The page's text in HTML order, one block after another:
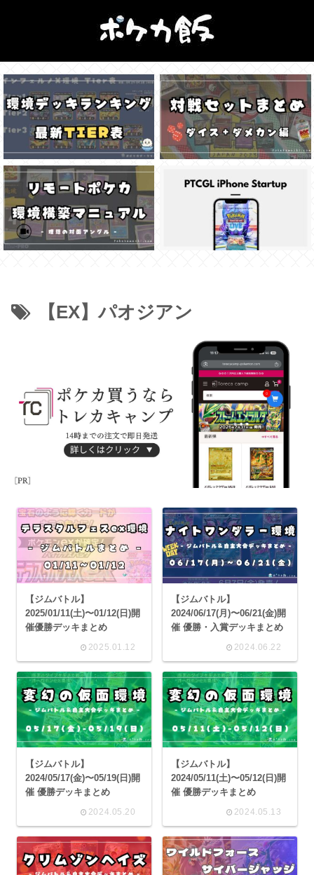
【EX】パオジアン
【ジムバトル】
2025/01/11(土)〜01/12(日)開
催優勝デッキまとめ
2025.01.12
【ジムバトル】
2024/06/17(月)〜06/21(金)開
催 優勝・入賞デッキまとめ
2024.06.22
【ジムバトル】
2024/05/17(金)〜05/19(日)開
催 優勝デッキまとめ
2024.05.20
【ジムバトル】
2024/05/11(土)〜05/12(日)開
催 優勝デッキまとめ
2024.05.13